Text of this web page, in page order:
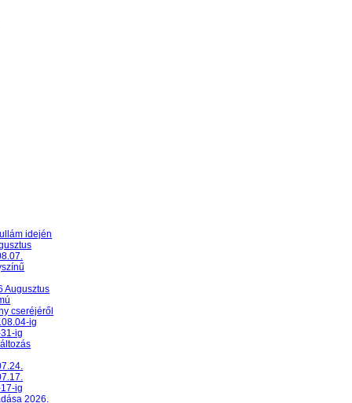
idején
Augusztus
cseréjéről
ig
ig
ig
2026.